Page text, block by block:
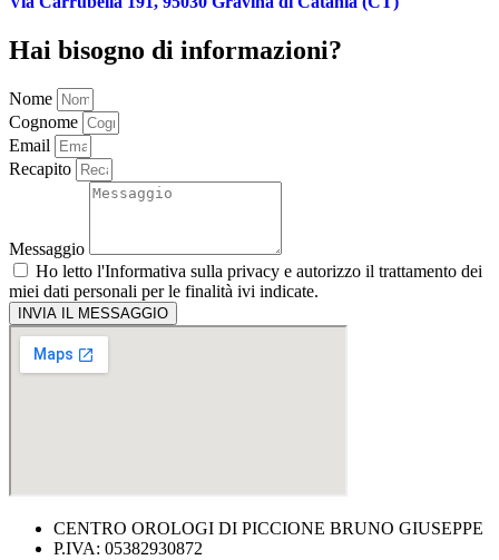
Hai bisogno di informazioni?
Nome
Cognome
Email
Recapito
Messaggio
Ho letto l'Informativa sulla privacy e autorizzo il trattamento dei
miei dati personali per le finalità ivi indicate.
INVIA IL MESSAGGIO
CENTRO OROLOGI DI PICCIONE BRUNO GIUSEPPE
P.IVA: 05382930872